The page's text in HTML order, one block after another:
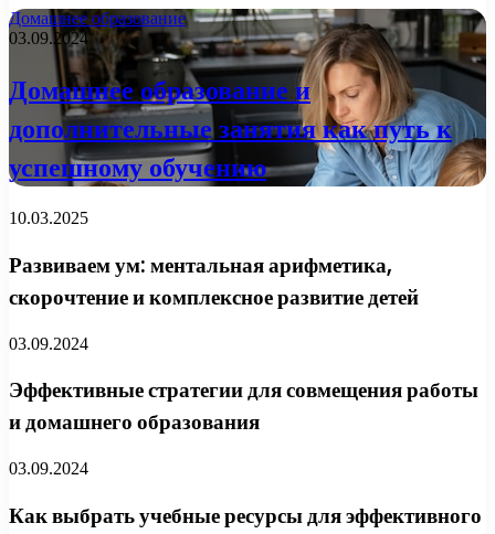
Домашнее образование
03.09.2024
Домашнее образование и
дополнительные занятия как путь к
успешному обучению
10.03.2025
Развиваем ум: ментальная арифметика,
скорочтение и комплексное развитие детей
03.09.2024
Эффективные стратегии для совмещения работы
и домашнего образования
03.09.2024
Как выбрать учебные ресурсы для эффективного